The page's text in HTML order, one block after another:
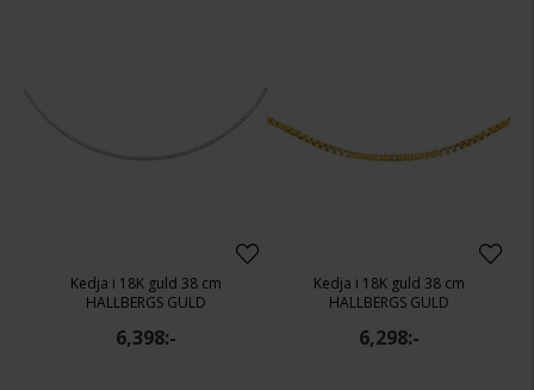
Kedja i 18K guld 38 cm
HALLBERGS GULD
6,398:-
Kedja i 18K guld 38 cm
HALLBERGS GULD
6,298:-